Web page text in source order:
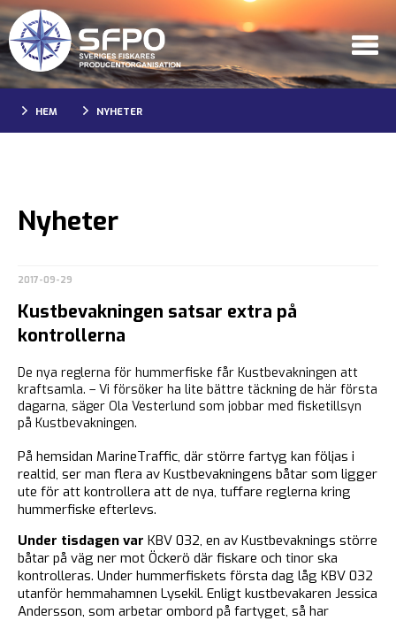
HEM NYHETER
Nyheter
2017-09-29
Kustbevakningen satsar extra på
kontrollerna
De nya reglerna för hummerfiske får Kustbevakningen att
kraftsamla. – Vi försöker ha lite bättre täckning de här första
dagarna, säger Ola Vesterlund som jobbar med fisketillsyn
på Kustbevakningen.
På hemsidan MarineTraffic, där större fartyg kan följas i
realtid, ser man flera av Kustbevakningens båtar som ligger
ute för att kontrollera att de nya, tuffare reglerna kring
hummerfiske efterlevs.
Under tisdagen var KBV 032, en av Kustbevaknings större
båtar på väg ner mot Öckerö där fiskare och tinor ska
kontrolleras. Under hummerfiskets första dag låg KBV 032
utanför hemmahamnen Lysekil. Enligt kustbevakaren Jessica
Andersson, som arbetar ombord på fartyget, så har